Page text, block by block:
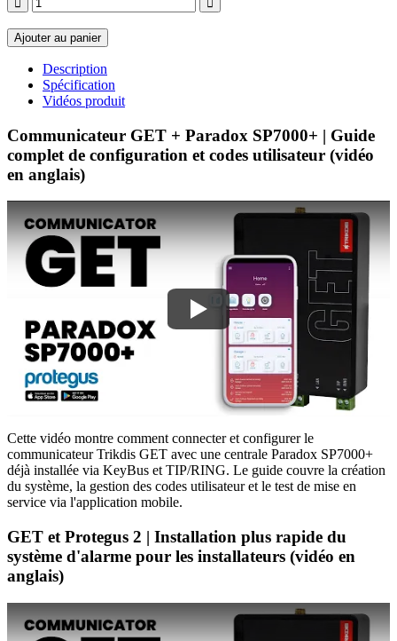
Ajouter au panier
Description
Spécification
Vidéos produit
Communicateur GET + Paradox SP7000+ | Guide
complet de configuration et codes utilisateur (vidéo
en anglais)
Cette vidéo montre comment connecter et configurer le
communicateur Trikdis GET avec une centrale Paradox SP7000+
déjà installée via KeyBus et TIP/RING. Le guide couvre la création
du système, la gestion des codes utilisateur et le test de mise en
service via l'application mobile.
GET et Protegus 2 | Installation plus rapide du
système d'alarme pour les installateurs (vidéo en
anglais)